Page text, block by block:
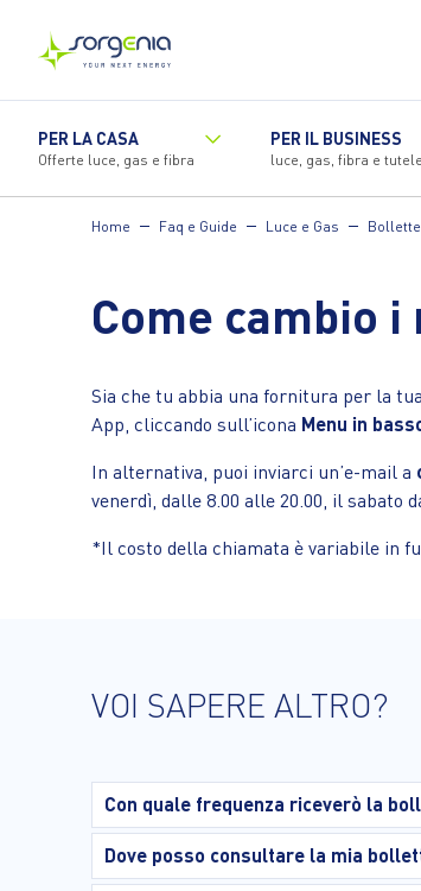
contenuto
principale
PER LA CASA
Offerte luce, gas e fibra
PER IL BUSINESS
luce, gas, fibra e
Home Faq e Guide Luce e Gas Bollette
Come cambio
Sia che tu abbia una fornitura per la
App, cliccando sull’icona Menu in
In alternativa, puoi inviarci un’e-mail a
venerdì, dalle 8.00 alle 20.00, il sabato
*Il costo della chiamata è variabile in
VOI SAPERE ALTRO?
Con quale frequenza riceverò la
Dove posso consultare la mia